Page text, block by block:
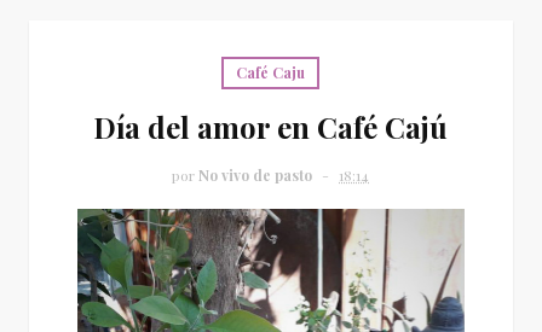
Café Caju
Día del amor en Café Cajú
por No vivo de pasto 18:14